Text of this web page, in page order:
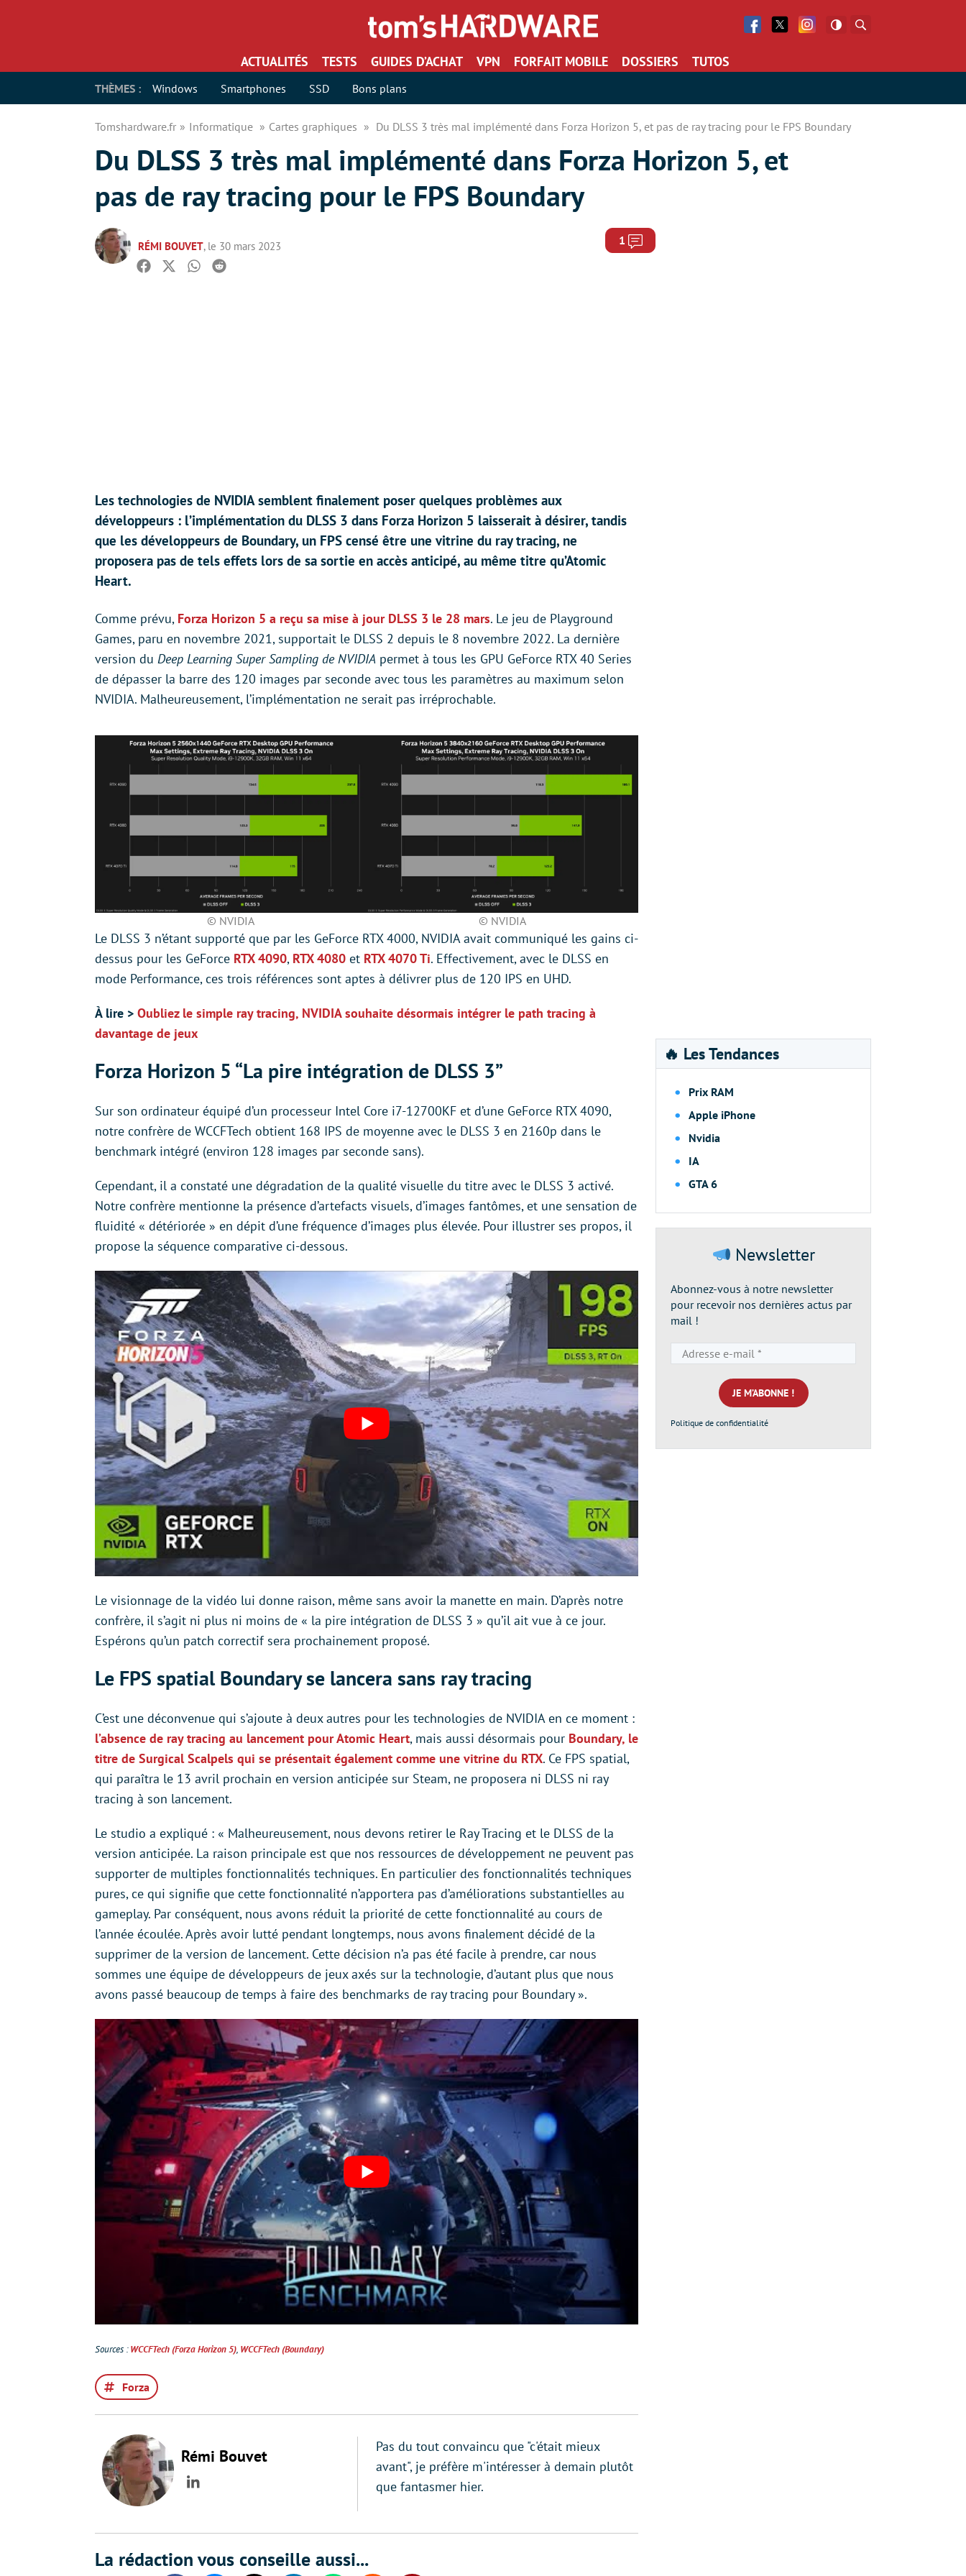
Facebook
Twitter Facebook
ACTUALITÉS TESTS GUIDES D’ACHAT VPN FORFAIT MOBILE DOSSIERS TUTOS
THÈMES : Windows Smartphones SSD Bons plans
Tomshardware.fr Informatique Cartes graphiques Du DLSS 3 très mal implémenté dans Forza Horizon 5, et pas de ray tracing pour le FPS Boundary
Du DLSS 3 très mal implémenté dans Forza Horizon 5, et
pas de ray tracing pour le FPS Boundary
RÉMI BOUVET, le 30 mars 2023 1 Commentaires
Facebook
TwitterWhatsapp
Reddit
Les technologies de NVIDIA semblent finalement poser quelques problèmes aux
développeurs : l’implémentation du DLSS 3 dans Forza Horizon 5 laisserait à désirer, tandis
que les développeurs de Boundary, un FPS censé être une vitrine du ray tracing, ne
proposera pas de tels effets lors de sa sortie en accès anticipé, au même titre qu’Atomic
Heart.
Comme prévu, Forza Horizon 5 a reçu sa mise à jour DLSS 3 le 28 mars. Le jeu de Playground
Games, paru en novembre 2021, supportait le DLSS 2 depuis le 8 novembre 2022. La dernière
version du Deep Learning Super Sampling de NVIDIA permet à tous les GPU GeForce RTX 40 Series
de dépasser la barre des 120 images par seconde avec tous les paramètres au maximum selon
NVIDIA. Malheureusement, l’implémentation ne serait pas irréprochable.
© NVIDIA © NVIDIA
Le DLSS 3 n’étant supporté que par les GeForce RTX 4000, NVIDIA avait communiqué les gains ci-
dessus pour les GeForce RTX 4090, RTX 4080 et RTX 4070 Ti. Effectivement, avec le DLSS en
mode Performance, ces trois références sont aptes à délivrer plus de 120 IPS en UHD.
À lire > Oubliez le simple ray tracing, NVIDIA souhaite désormais intégrer le path tracing à
davantage de jeux
Forza Horizon 5 “La pire intégration de DLSS 3”
Sur son ordinateur équipé d’un processeur Intel Core i7-12700KF et d’une GeForce RTX 4090,
notre confrère de WCCFTech obtient 168 IPS de moyenne avec le DLSS 3 en 2160p dans le
benchmark intégré (environ 128 images par seconde sans).
Cependant, il a constaté une dégradation de la qualité visuelle du titre avec le DLSS 3 activé.
Notre confrère mentionne la présence d’artefacts visuels, d’images fantômes, et une sensation de
fluidité « détériorée » en dépit d’une fréquence d’images plus élevée. Pour illustrer ses propos, il
propose la séquence comparative ci-dessous.
Le visionnage de la vidéo lui donne raison, même sans avoir la manette en main. D’après notre
confrère, il s’agit ni plus ni moins de « la pire intégration de DLSS 3 » qu’il ait vue à ce jour.
Espérons qu’un patch correctif sera prochainement proposé.
Le FPS spatial Boundary se lancera sans ray tracing
C’est une déconvenue qui s’ajoute à deux autres pour les technologies de NVIDIA en ce moment :
l’absence de ray tracing au lancement pour Atomic Heart, mais aussi désormais pour Boundary, le
titre de Surgical Scalpels qui se présentait également comme une vitrine du RTX. Ce FPS spatial,
qui paraîtra le 13 avril prochain en version anticipée sur Steam, ne proposera ni DLSS ni ray
tracing à son lancement.
Le studio a expliqué : « Malheureusement, nous devons retirer le Ray Tracing et le DLSS de la
version anticipée. La raison principale est que nos ressources de développement ne peuvent pas
supporter de multiples fonctionnalités techniques. En particulier des fonctionnalités techniques
pures, ce qui signifie que cette fonctionnalité n’apportera pas d’améliorations substantielles au
gameplay. Par conséquent, nous avons réduit la priorité de cette fonctionnalité au cours de
l’année écoulée. Après avoir lutté pendant longtemps, nous avons finalement décidé de la
supprimer de la version de lancement. Cette décision n’a pas été facile à prendre, car nous
sommes une équipe de développeurs de jeux axés sur la technologie, d’autant plus que nous
avons passé beaucoup de temps à faire des benchmarks de ray tracing pour Boundary ».
Sources :WCCFTech (Forza Horizon 5), WCCFTech (Boundary)
Forza
Rémi Bouvet
LinkedIn
Pas du tout convaincu que "c'était mieux
avant", je préfère m'intéresser à demain plutôt
que fantasmer hier.
La rédaction vous conseille aussi...
🔥 Les Tendances
Prix RAM
Apple iPhone
Nvidia
IA
GTA 6
Newsletter
Abonnez-vous à notre newsletter
pour recevoir nos dernières actus par
mail !
e-
mail
*
Politique de confidentialité